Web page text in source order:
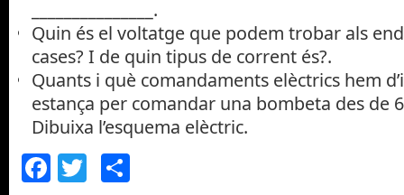
_______________.
Quin és el voltatge que podem trobar als
cases? I de quin tipus de corrent és?.
Quants i què comandaments elèctrics hem
estança per comandar una bombeta des de
Dibuixa l’esquema elèctric.
Facebook
Twitter